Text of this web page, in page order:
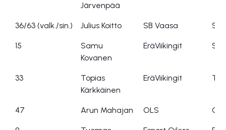
Järvenpää
36/63 (valk./sin.) Julius Koitto SB Vaasa SB
15
Samu
Kovanen
EräViikingit
33
Topias
Kärkkäinen
EräViikingit
47 Arun Mahajan OLS